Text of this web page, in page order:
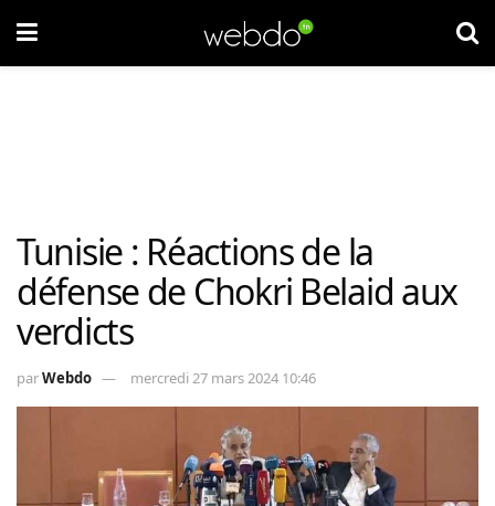
Tunisie : Réactions de la
défense de Chokri Belaid aux
verdicts
parWebdo mercredi 27 mars 2024 10:46